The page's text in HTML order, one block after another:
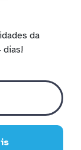
da
dias!